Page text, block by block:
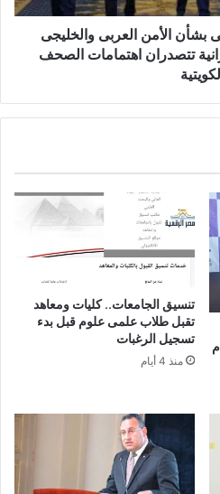
الأمن العربى والخليجى
تتصدران اهتمامات الصحف
تنسيق الجامعات.. كليات ومعاهد
تقبل طلاب علمى علوم قبل بدء
تسجيل الرغبات
منذ 4 أيام